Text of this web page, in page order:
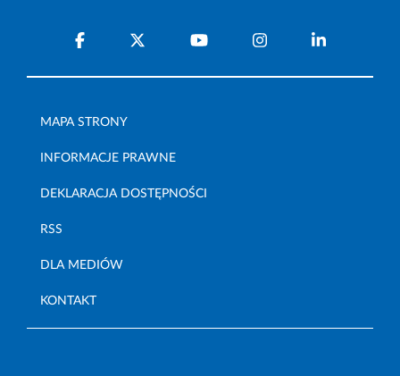
MAPA STRONY
INFORMACJE PRAWNE
DEKLARACJA DOSTĘPNOŚCI
RSS
DLA MEDIÓW
KONTAKT